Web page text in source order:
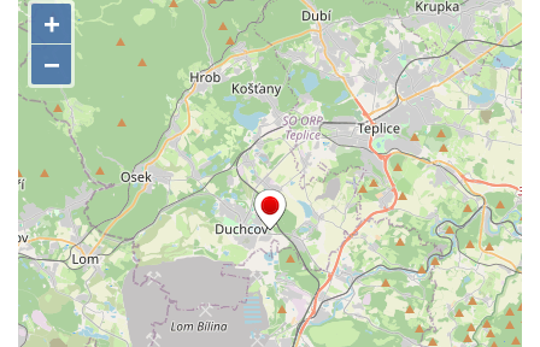
Pomník obětem 1. a 2. světové války v
Římově
Hrob Petera Korgera a Petra Štindla na
hřbitově v Římově
Pomník obětem 1. světové války v Dolním
Předoníně
Pomník obětem 2. světové války v Plavu
Pamětní deska obětem 1. světové války v
Plavu
Kenotaf Pepiho Meisela na hřbitově v